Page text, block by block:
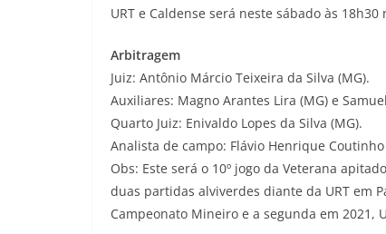
URT e Caldense será neste sábado às
Arbitragem
Juiz: Antônio Márcio Teixeira da Silva (MG).
Auxiliares: Magno Arantes Lira (MG) e
Quarto Juiz: Enivaldo Lopes da Silva (MG).
Analista de campo: Flávio Henrique Coutinho
Obs: Este será o 10º jogo da Veterana
duas partidas alviverdes diante da URT em
Campeonato Mineiro e a segunda em 2021,